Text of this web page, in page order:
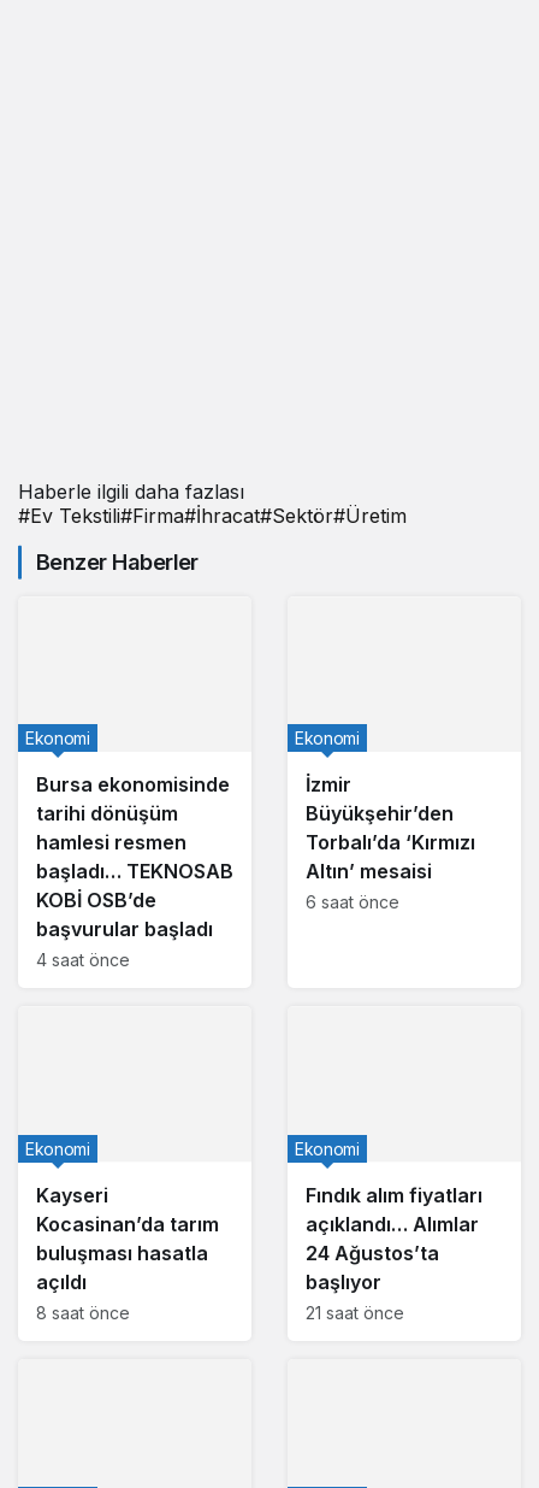
Haberle ilgili daha fazlası
#Ev Tekstili#Firma#İhracat#Sektör#Üretim
Benzer Haberler
Bursa ekonomisinde
tarihi dönüşüm
hamlesi resmen
başladı… TEKNOSAB
KOBİ OSB’de
başvurular başladı
Ekonomi
4 saat önce
İzmir
Büyükşehir’den
Torbalı’da ‘Kırmızı
Altın’ mesaisi
Ekonomi
6 saat önce
Kayseri
Kocasinan’da tarım
buluşması hasatla
açıldı
Ekonomi
8 saat önce
Fındık alım fiyatları
açıklandı… Alımlar
24 Ağustos’ta
başlıyor
Ekonomi
21 saat önce